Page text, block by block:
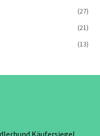
(27)
(21)
(13)